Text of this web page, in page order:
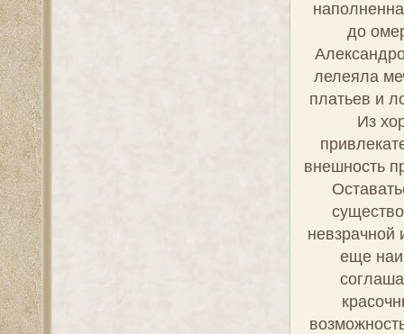
до
лелеяла
платьев и
Из
внешность
невзрачной
еще